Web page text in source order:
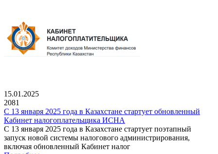
15.01.2025
2081
С 13 января 2025 года в Казахстане стартует обновленный
Кабинет налогоплательщика ИСНА
С 13 января 2025 года в Казахстане стартует поэтапный
запуск новой системы налогового администрирования,
включая обновленный Кабинет налог